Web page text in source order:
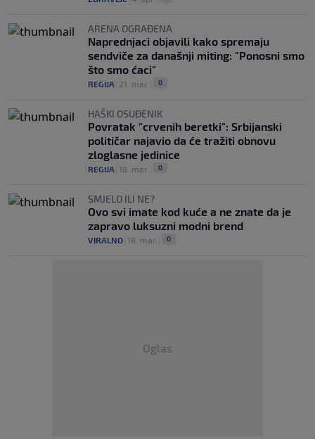
ARENA OGRAĐENA
Naprednjaci objavili kako spremaju
sendviče za današnji miting: "Ponosni smo
što smo ćaci"
REGIJA 21. mar. 0
HAŠKI OSUĐENIK
Povratak "crvenih beretki": Srbijanski
političar najavio da će tražiti obnovu
zloglasne jedinice
REGIJA 18. mar. 0
SMJELO ILI NE?
Ovo svi imate kod kuće a ne znate da je
zapravo luksuzni modni brend
VIRALNO 18. mar. 0
Oglas